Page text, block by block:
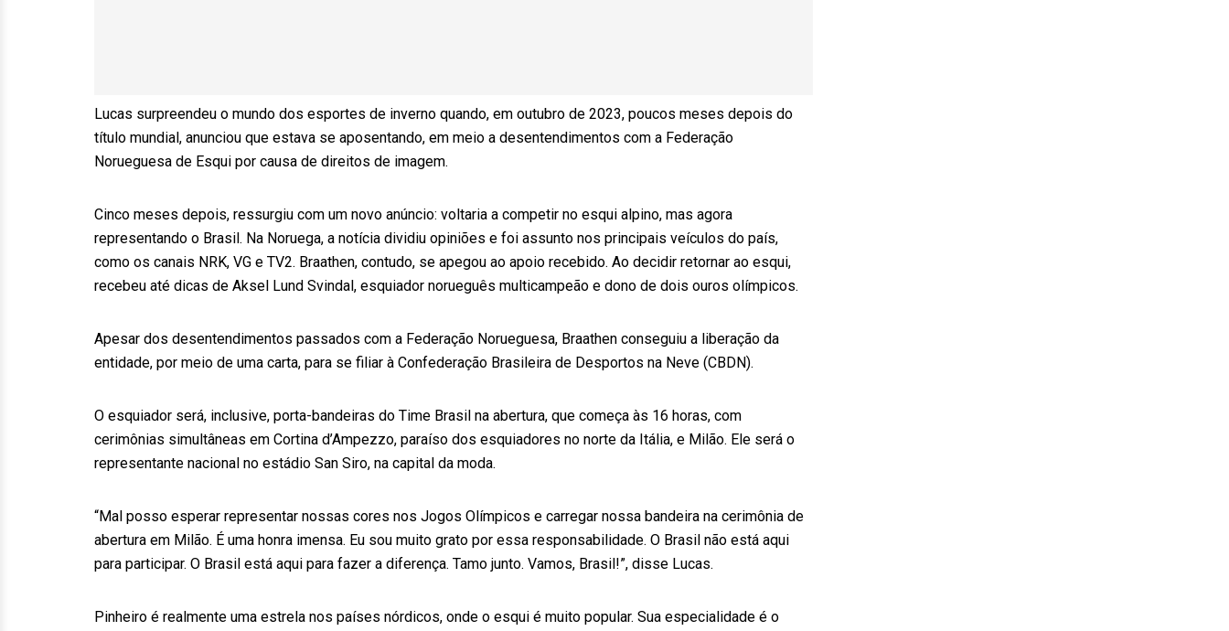
Lucas surpreendeu o mundo dos esportes de inverno quando, em outubro de 2023, poucos meses depois do
título mundial, anunciou que estava se aposentando, em meio a desentendimentos com a Federação
Norueguesa de Esqui por causa de direitos de imagem.
Cinco meses depois, ressurgiu com um novo anúncio: voltaria a competir no esqui alpino, mas agora
representando o Brasil. Na Noruega, a notícia dividiu opiniões e foi assunto nos principais veículos do país,
como os canais NRK, VG e TV2. Braathen, contudo, se apegou ao apoio recebido. Ao decidir retornar ao esqui,
recebeu até dicas de Aksel Lund Svindal, esquiador norueguês multicampeão e dono de dois ouros olímpicos.
Apesar dos desentendimentos passados com a Federação Norueguesa, Braathen conseguiu a liberação da
entidade, por meio de uma carta, para se filiar à Confederação Brasileira de Desportos na Neve (CBDN).
O esquiador será, inclusive, porta-bandeiras do Time Brasil na abertura, que começa às 16 horas, com
cerimônias simultâneas em Cortina d’Ampezzo, paraíso dos esquiadores no norte da Itália, e Milão. Ele será o
representante nacional no estádio San Siro, na capital da moda.
“Mal posso esperar representar nossas cores nos Jogos Olímpicos e carregar nossa bandeira na cerimônia de
abertura em Milão. É uma honra imensa. Eu sou muito grato por essa responsabilidade. O Brasil não está aqui
para participar. O Brasil está aqui para fazer a diferença. Tamo junto. Vamos, Brasil!”, disse Lucas.
Pinheiro é realmente uma estrela nos países nórdicos, onde o esqui é muito popular. Sua especialidade é o